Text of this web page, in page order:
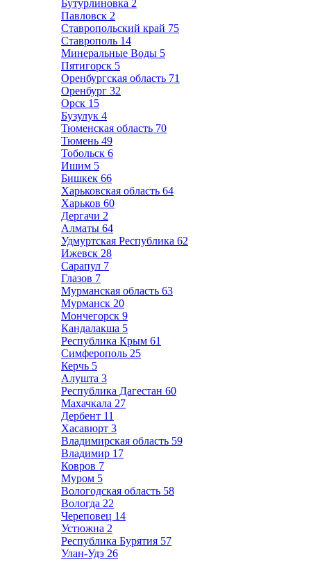
Бутурлиновка 2
Павловск 2
Ставропольский край 75
Ставрополь 14
Минеральные Воды 5
Пятигорск 5
Оренбургская область 71
Оренбург 32
Орск 15
Бузулук 4
Тюменская область 70
Тюмень 49
Тобольск 6
Ишим 5
Бишкек 66
Харьковская область 64
Харьков 60
Дергачи 2
Алматы 64
Удмуртская Республика 62
Ижевск 28
Сарапул 7
Глазов 7
Мурманская область 63
Мурманск 20
Мончегорск 9
Кандалакша 5
Республика Крым 61
Симферополь 25
Керчь 5
Алушта 3
Республика Дагестан 60
Махачкала 27
Дербент 11
Хасавюрт 3
Владимирская область 59
Владимир 17
Ковров 7
Муром 5
Вологодская область 58
Вологда 22
Череповец 14
Устюжна 2
Республика Бурятия 57
Улан-Удэ 26